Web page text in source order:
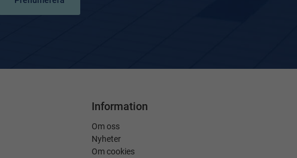
Information
Om oss
Nyheter
Om cookies